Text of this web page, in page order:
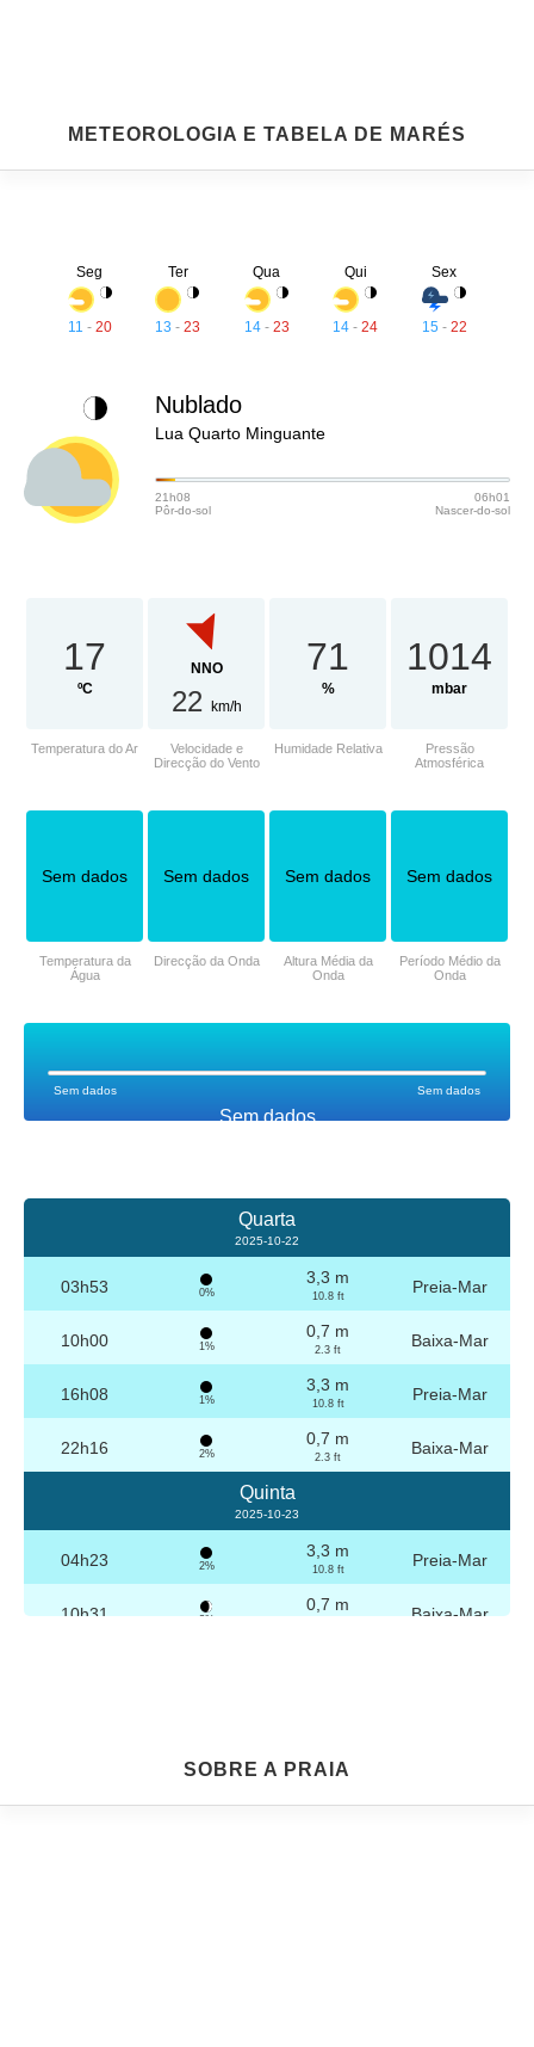
METEOROLOGIA E TABELA DE MARÉS
Lua Quarto Minguante
Nublado
21h08
Pôr-do-sol
06h01
Nascer-do-sol
Seg
11 - 20
Ter
13 - 23
Qua
14- 23
Qui
14 - 24
Sex
15 - 22
17
ºC
Temperatura do Ar
NNO
22 km/h
Velocidade e
Direcção do Vento
71
%
Humidade Relativa
1014
mbar
Pressão
Atmosférica
Sem dados
Sem dados Sem dados
Sem dados
Temperatura da
Água
Sem dados
Direcção da Onda
Sem dados
Altura Média da
Onda
Sem dados
Período Médio da
Onda
Quarta
2025-10-22
03h53 0%
3,3 m
10.8 ft Preia-Mar
10h00 1%
0,7 m
2.3 ft Baixa-Mar
16h08 1%
3,3 m
10.8 ft Preia-Mar
22h16 2%
0,7 m
2.3 ft Baixa-Mar
Quinta
2025-10-23
04h23 2%
3,3 m
10.8 ft Preia-Mar
10h31 3%
0,7 m Baixa-Mar
Sexta
SOBRE A PRAIA